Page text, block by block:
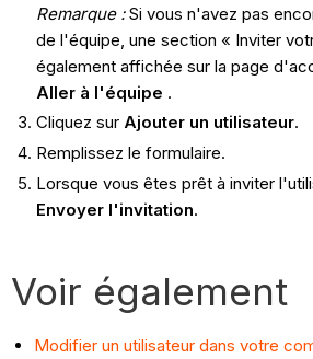
Remarque :Si vous n'avez pas
de l'équipe, une section « Inviter
également affichée sur la page
Aller à l'équipe .
Cliquez sur Ajouter un utilisateur.
Remplissez le formulaire.
Lorsque vous êtes prêt à inviter
Envoyer l'invitation.
Voir également
Modifier un utilisateur dans votre